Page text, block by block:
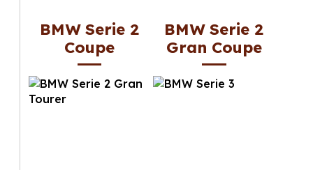
BMW Serie 2
Coupe
BMW Serie 2
Gran Coupe